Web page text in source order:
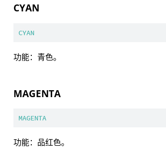
CYAN
CYAN
功能：青色。
MAGENTA
MAGENTA
功能：品红色。